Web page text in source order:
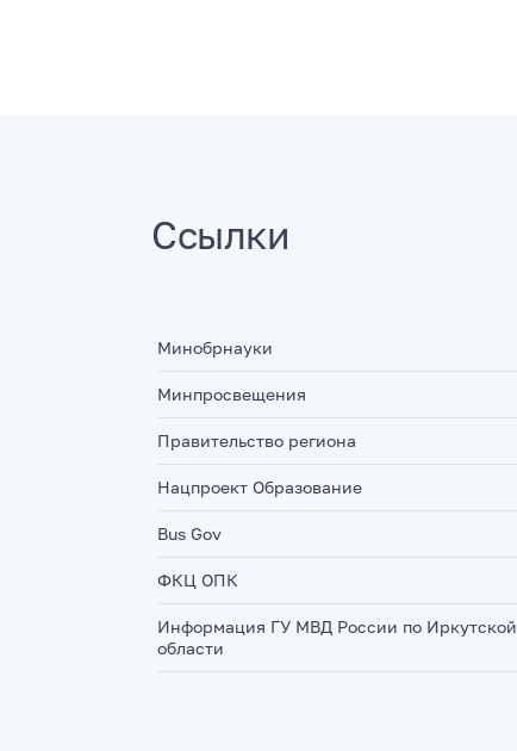
Ссылки
Минобрнауки
Минпросвещения
Правительство региона
Нацпроект Образование
Bus Gov
ФКЦ ОПК
Информация ГУ МВД России по Иркутской
области